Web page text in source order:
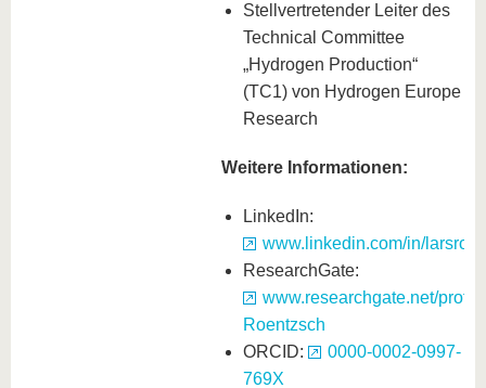
Stellvertretender Leiter des
Technical Committee
„Hydrogen Production“
(TC1) von Hydrogen Europe
Research
Weitere Informationen:
LinkedIn:
www.linkedin.com/in/
ResearchGate:
www.researchgate.net/
Roentzsch
ORCID:
0000-0002-0997-
769X